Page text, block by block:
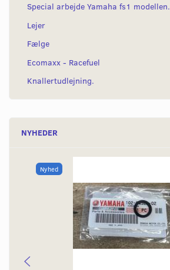
Special arbejde Yamaha fs1 modellen.
Lejer
Fælge
Ecomaxx - Racefuel
Knallertudlejning.
NYHEDER
Nyhed